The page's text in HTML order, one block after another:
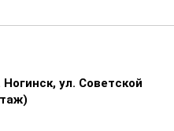
ул. Советской